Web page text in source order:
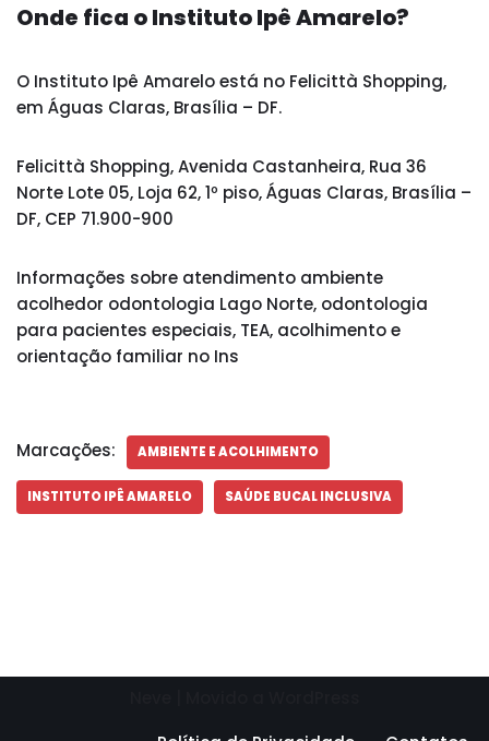
Onde fica o Instituto Ipê Amarelo?
O Instituto Ipê Amarelo está no Felicittà Shopping,
em Águas Claras, Brasília – DF.
Felicittà Shopping, Avenida Castanheira, Rua 36
Norte Lote 05, Loja 62, 1º piso, Águas Claras, Brasília –
DF, CEP 71.900-900
Informações sobre atendimento ambiente
acolhedor odontologia Lago Norte, odontologia
para pacientes especiais, TEA, acolhimento e
orientação familiar no Ins
Marcações: AMBIENTE E ACOLHIMENTO
INSTITUTO IPÊ AMARELO SAÚDE BUCAL INCLUSIVA